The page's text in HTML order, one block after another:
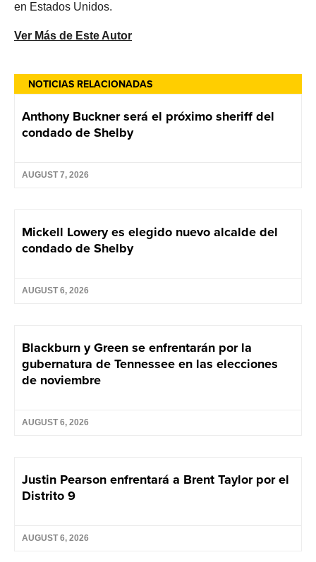
NOTICIAS RELACIONADAS
Anthony Buckner será el próximo sheriff del
condado de Shelby
AUGUST 7, 2026
Mickell Lowery es elegido nuevo alcalde del
condado de Shelby
AUGUST 6, 2026
Blackburn y Green se enfrentarán por la
gubernatura de Tennessee en las elecciones
de noviembre
AUGUST 6, 2026
Justin Pearson enfrentará a Brent Taylor por el
Distrito 9
AUGUST 6, 2026
en Estados Unidos.
Ver Más de Este Autor